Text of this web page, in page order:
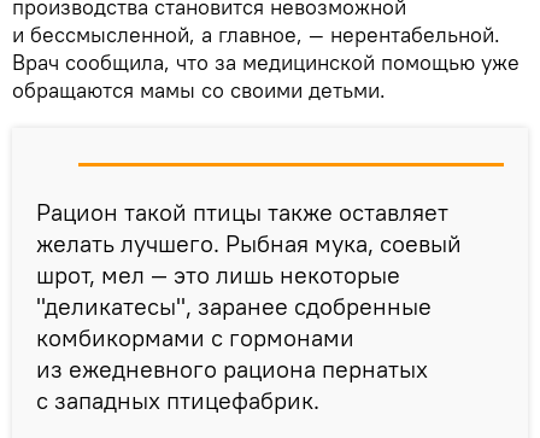
производства становится невозможной
и бессмысленной, а главное, — нерентабельной.
Врач сообщила, что за медицинской помощью уже
обращаются мамы со своими детьми.
Рацион такой птицы также оставляет
желать лучшего. Рыбная мука, соевый
шрот, мел — это лишь некоторые
"деликатесы", заранее сдобренные
комбикормами с гормонами
из ежедневного рациона пернатых
с западных птицефабрик.